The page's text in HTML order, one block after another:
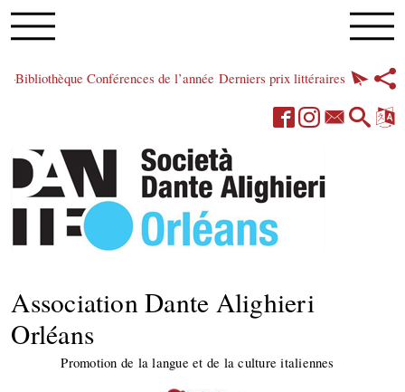
Bibliothèque Conférences de l’année Derniers prix littéraires
Association Dante Alighieri
Orléans
Promotion de la langue et de la culture italiennes